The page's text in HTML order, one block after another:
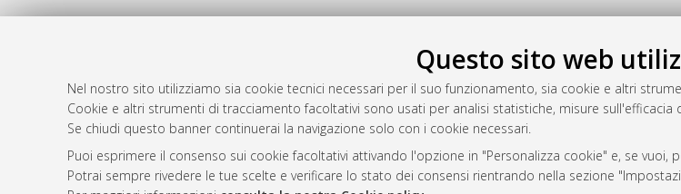
Questo sito web
Nel nostro sito utilizziamo sia cookie tecnici necessari per il suo funzionamento, sia cookie e altri
Cookie e altri strumenti di tracciamento facoltativi sono usati per analisi statistiche, misure
Se chiudi questo banner continuerai la navigazione solo con i cookie necessari.
Puoi esprimere il consenso sui cookie facoltativi attivando l'opzione in "Personalizza cookie" e, se
Potrai sempre rivedere le tue scelte e verificare lo stato dei consensi rientrando nella sezione
Atom
Rss 1.0
Rss 2.0
AMS Dottorato
ISSN: 2038-7946
Servizio implementato e gestito da
Impostazioni Cookie
Informativa sulla privacy